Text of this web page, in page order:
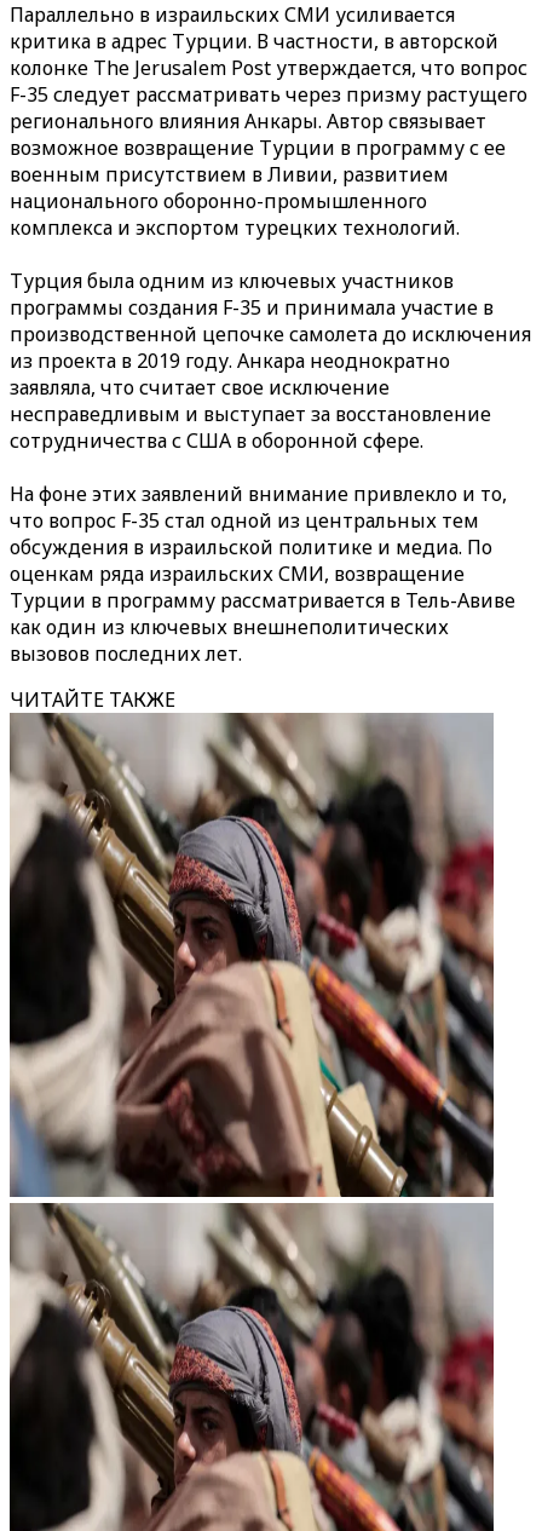
Параллельно в израильских СМИ усиливается
критика в адрес Турции. В частности, в авторской
колонке The Jerusalem Post утверждается, что вопрос
F-35 следует рассматривать через призму растущего
регионального влияния Анкары. Автор связывает
возможное возвращение Турции в программу с ее
военным присутствием в Ливии, развитием
национального оборонно-промышленного
комплекса и экспортом турецких технологий.
Турция была одним из ключевых участников
программы создания F-35 и принимала участие в
производственной цепочке самолета до исключения
из проекта в 2019 году. Анкара неоднократно
заявляла, что считает свое исключение
несправедливым и выступает за восстановление
сотрудничества с США в оборонной сфере.
На фоне этих заявлений внимание привлекло и то,
что вопрос F-35 стал одной из центральных тем
обсуждения в израильской политике и медиа. По
оценкам ряда израильских СМИ, возвращение
Турции в программу рассматривается в Тель-Авиве
как один из ключевых внешнеполитических
вызовов последних лет.
ЧИТАЙТЕ ТАКЖЕ